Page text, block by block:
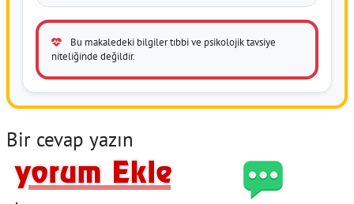
Bu makaledeki bilgiler tıbbi ve psikolojik tavsiye
niteliğinde değildir.
Bir cevap yazın